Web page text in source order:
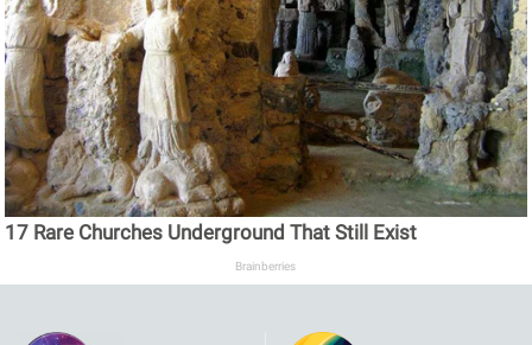
17 Rare Churches Underground That Still Exist
Brainberries